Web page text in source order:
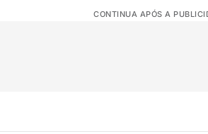
CONTINUA APÓS A